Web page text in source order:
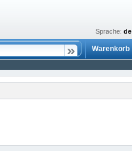
Sprache: de
Warenkorb